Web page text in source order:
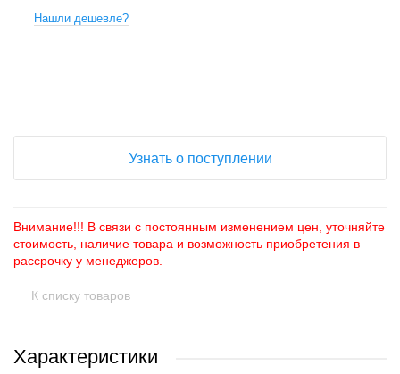
Нашли дешевле?
Узнать о поступлении
Внимание!!! В связи с постоянным изменением цен, уточняйте
стоимость, наличие товара и возможность приобретения в
рассрочку у менеджеров.
К списку товаров
Характеристики